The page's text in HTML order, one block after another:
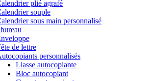
plié agrafé
souple
sous main personnalisé
de lettre
personnalisés
Liasse autocopiante
Bloc autocopiant